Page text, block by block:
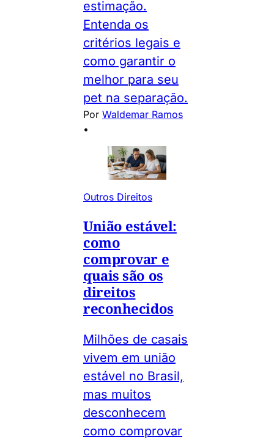
estimação.
Entenda os
critérios legais e
como garantir o
melhor para seu
pet na separação.
Por Waldemar Ramos
•
Outros Direitos
União estável:
como
comprovar e
quais são os
direitos
reconhecidos
Milhões de casais
vivem em união
estável no Brasil,
mas muitos
desconhecem
como comprovar